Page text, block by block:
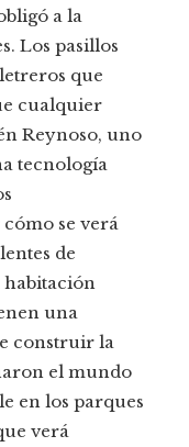
a la
Los pasillos
que
cualquier
Reynoso, uno
tecnología
se verá
de
una
construir la
el mundo
en los parques
verá